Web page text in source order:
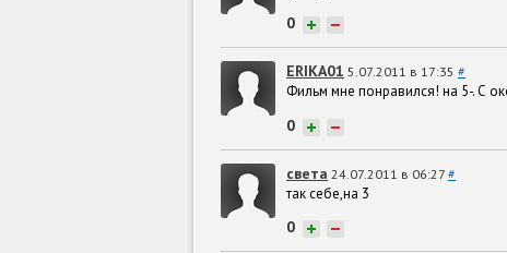
0 + −
ERIKA01 5.07.2011 в 17:35 #
Фильм мне понравился! на 5-. С
0 + −
света 24.07.2011 в 06:27 #
так себе,на 3
0 + −